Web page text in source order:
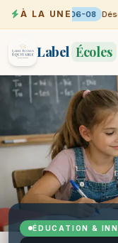
À LA UNE06-08
Label Écoles
ÉDUCATION &